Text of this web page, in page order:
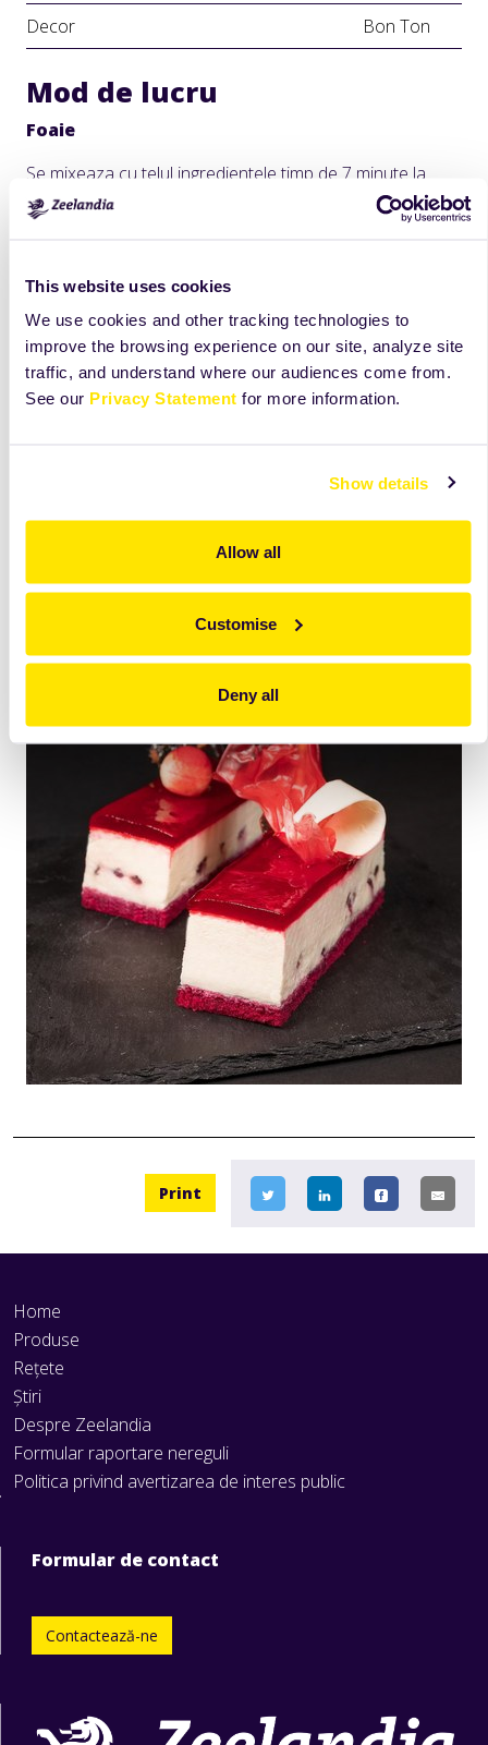
This website uses cookies
We use cookies and other tracking technologies to
improve the browsing experience on our site, analyze site
traffic, and understand where our audiences come from.
See our Privacy Statement for more information.
Show details
Allow all
Customise
Deny all
Decor
Bon Ton
Mod de lucru
Foaie
Se mixeaza cu telul ingredientele timp de 7 minute la
viteza mare. Compozitia se toarna in tava 60/40,
tapetata cu hartie de copt. Coacerea se realizeaza la
Crema de ciocolata alba
Se hidratezaZeesan Neutralcu apa, se adauga in
Rosettesemispumata, dupa care incorporam pe rand
Panna CottasiChocollina White.
Print
Home
Produse
Rețete
Știri
Despre Zeelandia
Formular raportare nereguli
Politica privind avertizarea de interes public
Formular de contact
Contactează-ne